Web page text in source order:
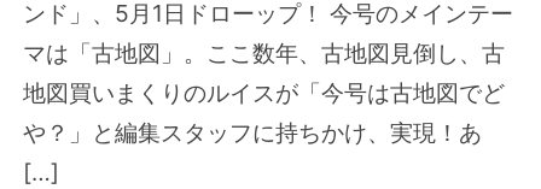
ンド」、5月1日ドローップ！ 今号のメインテー
マは「古地図」。ここ数年、古地図見倒し、古
地図買いまくりのルイスが「今号は古地図でど
や？」と編集スタッフに持ちかけ、実現！あ
[…]